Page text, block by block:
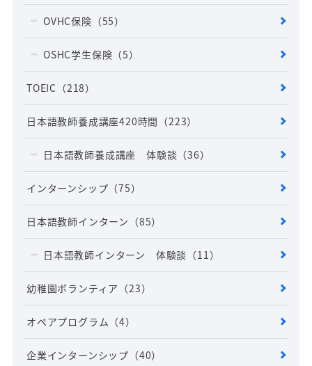
OVHC保険 （55）
OSHC学生保険 （5）
TOEIC （218）
日本語教師養成講座420時間 （223）
日本語教師養成講座 体験談 （36）
インターンシップ （75）
日本語教師インターン （85）
日本語教師インターン 体験談 （11）
幼稚園ボランティア （23）
オペアプログラム （4）
企業インターンシップ （40）